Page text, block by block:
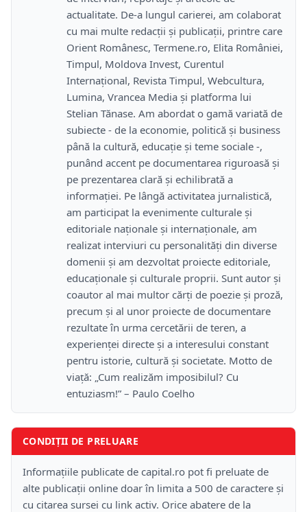
actualitate. De-a lungul carierei, am colaborat
cu mai multe redacții și publicații, printre care
Orient Românesc, Termene.ro, Elita României,
Timpul, Moldova Invest, Curentul
Internațional, Revista Timpul, Webcultura,
Lumina, Vrancea Media și platforma lui
Stelian Tănase. Am abordat o gamă variată de
subiecte - de la economie, politică și business
până la cultură, educație și teme sociale -,
punând accent pe documentarea riguroasă și
pe prezentarea clară și echilibrată a
informației. Pe lângă activitatea jurnalistică,
am participat la evenimente culturale și
editoriale naționale și internaționale, am
realizat interviuri cu personalități din diverse
domenii și am dezvoltat proiecte editoriale,
educaționale și culturale proprii. Sunt autor și
coautor al mai multor cărți de poezie și proză,
precum și al unor proiecte de documentare
rezultate în urma cercetării de teren, a
experienței directe și a interesului constant
pentru istorie, cultură și societate. Motto de
viață: „Cum realizăm imposibilul? Cu
entuziasm!” – Paulo Coelho
CONDIȚII DE PRELUARE
Informațiile publicate de capital.ro pot fi preluate de
alte publicații online doar în limita a 500 de caractere și
cu citarea sursei cu link activ. Orice abatere de la